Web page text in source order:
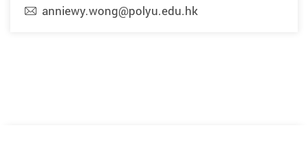
anniewy.wong@polyu.edu.hk